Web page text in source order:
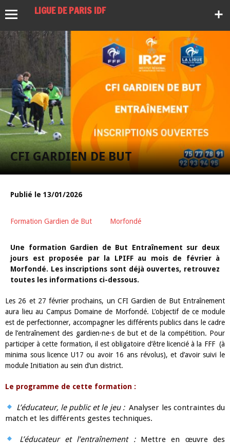
LIGUE DE PARIS IDF
CFI GARDIEN DE BUT
Publié le 13/01/2026
Formation Gardien de But Morfondé
Une formation Gardien de But Entraînement sur deux
jours est proposée par la LPIFF au mois de février à
Morfondé. Les inscriptions sont déjà ouvertes, retrouvez
toutes les informations ci-dessous.
Les 26 et 27 février prochains, un CFI Gardien de But Entraînement
aura lieu au Campus Domaine de Morfondé. L’objectif de ce module
est de perfectionner, accompagner les différents publics dans le cadre
de l’entraînement des gardien·ne·s de but et de la compétition. Pour
participer à cette formation, il est obligatoire d’être licencié à la FFF (à
minima sous licence U17 ou avoir 16 ans révolus), et d’avoir suivi le
module Initiation au sein d’un district.
Le programme de cette formation :
L’éducateur, le public et le jeu :Analyser les contraintes du
match et les différents gestes techniques.
L’éducateur et l’entraînement : Mettre en œuvre des